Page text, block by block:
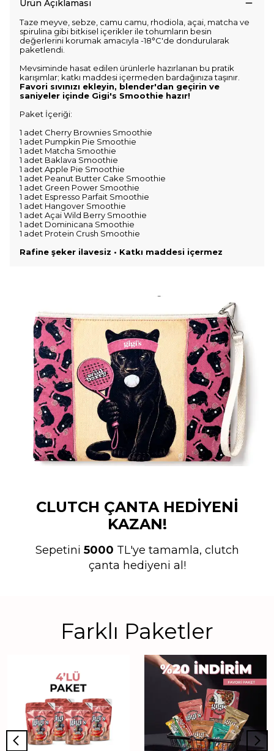
Ürün Açıklaması
Taze meyve, sebze, camu camu, rhodiola, açai, matcha ve
spirulina gibi bitkisel içerikler ile tohumların besin
değerlerini korumak amacıyla -18°C'de dondurularak
paketlendi.
Mevsiminde hasat edilen ürünlerle hazırlanan bu pratik
karışımlar; katkı maddesi içermeden bardağınıza taşınır.
Favori sıvınızı ekleyin, blender'dan geçirin ve
saniyeler içinde Gigi's Smoothie hazır!
Paket İçeriği:
1 adet Cherry Brownies Smoothie
1 adet Pumpkin Pie Smoothie
1 adet Matcha Smoothie
1 adet Baklava Smoothie
1 adet Apple Pie Smoothie
1 adet Peanut Butter Cake Smoothie
1 adet Green Power Smoothie
1 adet Espresso Parfait Smoothie
1 adet Hangover Smoothie
1 adet Açai Wild Berry Smoothie
1 adet Dominicana Smoothie
1 adet Protein Crush Smoothie
Rafine şeker ilavesiz • Katkı maddesi içermez
CLUTCH ÇANTA HEDİYENİ
KAZAN!
Sepetini 5000 TL'ye tamamla, clutch
çanta hediyeni al!
Farklı Paketler